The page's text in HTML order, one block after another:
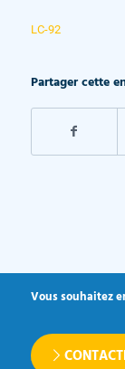
LC-92
Partager cette
Vous souhaitez